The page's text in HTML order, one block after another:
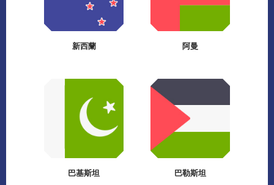
新西蘭 阿曼
巴基斯坦 巴勒斯坦